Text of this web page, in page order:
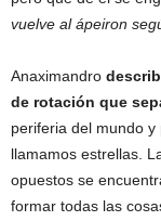
vuelve al ápeiron
Anaximandro
de rotación que
periferia del mundo
llamamos estrellas.
opuestos se
formar todas las